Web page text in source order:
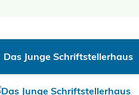
Das Junge Schriftstellerhaus